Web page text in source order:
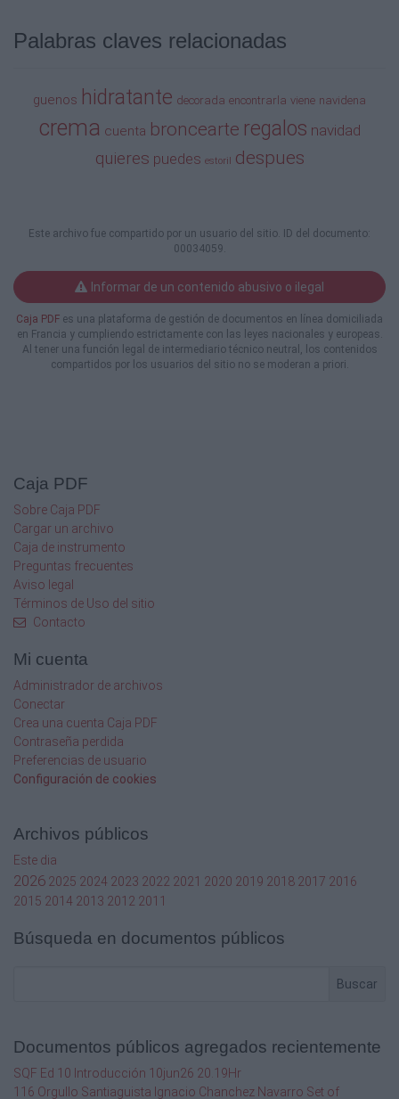
Palabras claves relacionadas
guenos hidratante decorada encontrarla viene navidena
crema cuenta broncearte regalos navidad
quieres puedes estoril despues
Este archivo fue compartido por un usuario del sitio. ID del documento:
00034059.
Informar de un contenido abusivo o ilegal
Caja PDF es una plataforma de gestión de documentos en línea domiciliada
en Francia y cumpliendo estrictamente con las leyes nacionales y europeas.
Al tener una función legal de intermediario técnico neutral, los contenidos
compartidos por los usuarios del sitio no se moderan a priori.
Caja PDF
Sobre Caja PDF
Cargar un archivo
Caja de instrumento
Preguntas frecuentes
Aviso legal
Términos de Uso del sitio
Contacto
Mi cuenta
Administrador de archivos
Conectar
Crea una cuenta Caja PDF
Contraseña perdida
Preferencias de usuario
Configuración de cookies
Archivos públicos
Este dia
2026 2025 2024 2023 2022 2021 2020 2019 2018 2017 2016
2015 2014 2013 2012 2011
Búsqueda en documentos públicos
Buscar
Documentos públicos agregados recientemente
SQF Ed 10 Introducción 10jun26 20.19Hr
116 Orgullo Santiaguista Ignacio Chanchez Navarro Set of